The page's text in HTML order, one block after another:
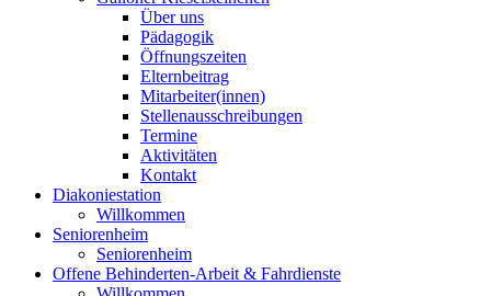
Über uns
Pädagogik
Öffnungszeiten
Elternbeitrag
Mitarbeiter(innen)
Stellenausschreibungen
Termine
Aktivitäten
Kontakt
Diakoniestation
Willkommen
Seniorenheim
Seniorenheim
Offene Behinderten-Arbeit & Fahrdienste